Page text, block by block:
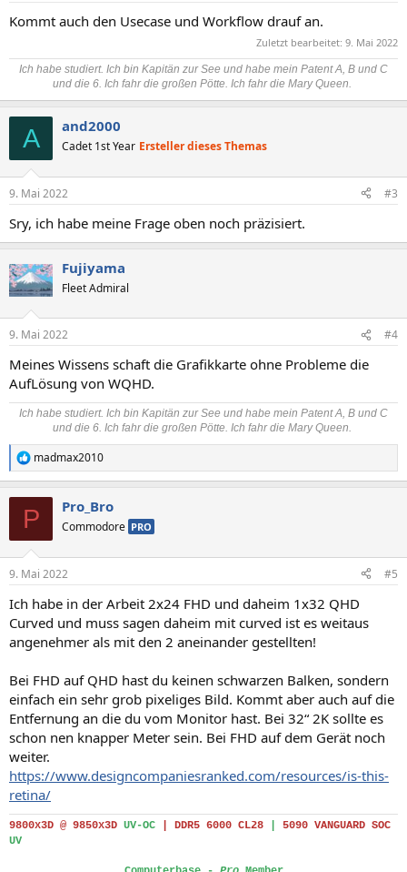
Kommt auch den Usecase und Workflow drauf an.
Zuletzt bearbeitet: 9. Mai 2022
Ich habe studiert. Ich bin Kapitän zur See und habe mein Patent A, B und C
und die 6. Ich fahr die großen Pötte. Ich fahr die Mary Queen.
A and2000
Cadet 1st Year Ersteller dieses Themas
9. Mai 2022 #3
Sry, ich habe meine Frage oben noch präzisiert.
Fujiyama
Fleet Admiral
9. Mai 2022 #4
Meines Wissens schaft die Grafikkarte ohne Probleme die
AufLösung von WQHD.
Ich habe studiert. Ich bin Kapitän zur See und habe mein Patent A, B und C
und die 6. Ich fahr die großen Pötte. Ich fahr die Mary Queen.
R
e
e
:
madmax2010
P Pro_Bro
Commodore PRO
9. Mai 2022 #5
Ich habe in der Arbeit 2x24 FHD und daheim 1x32 QHD
Curved und muss sagen daheim mit curved ist es weitaus
angenehmer als mit den 2 aneinander gestellten!
Bei FHD auf QHD hast du keinen schwarzen Balken, sondern
einfach ein sehr grob pixeliges Bild. Kommt aber auch auf die
Entfernung an die du vom Monitor hast. Bei 32“ 2K sollte es
schon nen knapper Meter sein. Bei FHD auf dem Gerät noch
weiter.
https://www.designcompaniesranked.com/resources/is-this-
retina/
9800x3D @ 9850x3D UV-OC DDR5 6000 CL28
5090 VANGUARD SOC
UV